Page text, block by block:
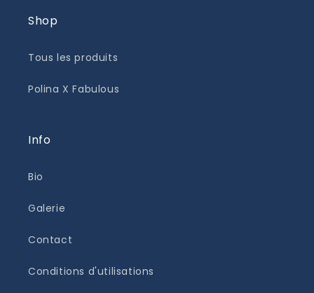
Shop
Tous les produits
Polina X Fabulous
Info
Bio
Galerie
Contact
Conditions d'utilisations